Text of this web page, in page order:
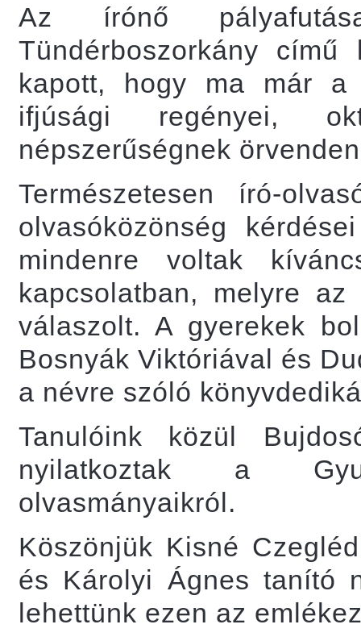
Az írónő
Tündérboszorkány
kapott, hogy ma már
ifjúsági regényei,
népszerűségnek
Természetesen író-
olvasóközönség
mindenre voltak
kapcsolatban, melyre
válaszolt. A gyerekek
Bosnyák Viktóriával és
a névre szóló
Tanulóink közül
nyilatkoztak a
olvasmányaikról.
Köszönjük Kisné
és Károlyi Ágnes tanító
lehettünk ezen az